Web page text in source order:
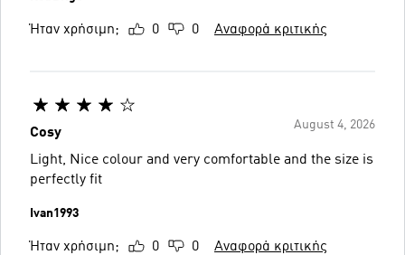
Ήταν χρήσιμη; 0 0 Αναφορά κριτικής
August 4, 2026
Cosy
Light, Nice colour and very comfortable and the size is
perfectly fit
Ivan1993
Ήταν χρήσιμη; 0 0 Αναφορά κριτικής